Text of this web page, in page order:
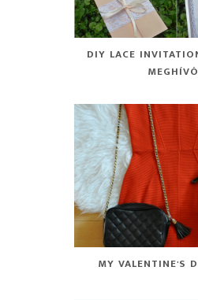
DIY LACE
MY VALENTINE'S